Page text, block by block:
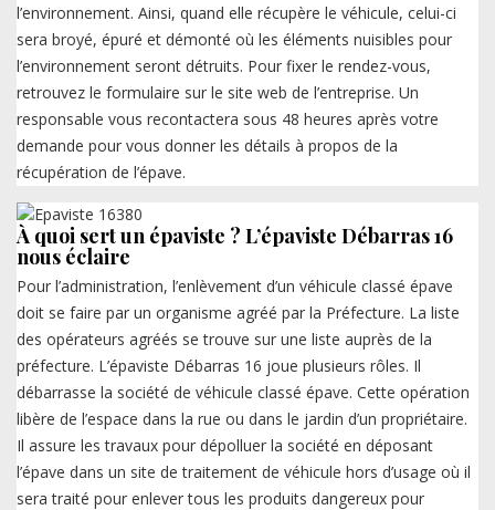
l’environnement. Ainsi, quand elle récupère le véhicule, celui-ci
sera broyé, épuré et démonté où les éléments nuisibles pour
l’environnement seront détruits. Pour fixer le rendez-vous,
retrouvez le formulaire sur le site web de l’entreprise. Un
responsable vous recontactera sous 48 heures après votre
demande pour vous donner les détails à propos de la
récupération de l’épave.
À quoi sert un épaviste ? L’épaviste Débarras 16
nous éclaire
Pour l’administration, l’enlèvement d’un véhicule classé épave
doit se faire par un organisme agréé par la Préfecture. La liste
des opérateurs agréés se trouve sur une liste auprès de la
préfecture. L’épaviste Débarras 16 joue plusieurs rôles. Il
débarrasse la société de véhicule classé épave. Cette opération
libère de l’espace dans la rue ou dans le jardin d’un propriétaire.
Il assure les travaux pour dépolluer la société en déposant
l’épave dans un site de traitement de véhicule hors d’usage où il
sera traité pour enlever tous les produits dangereux pour